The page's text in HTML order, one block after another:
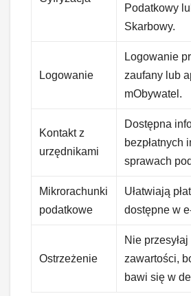
Podatkowy
Skarbowy.
Logowanie
Logowanie
zaufany lub
mObywatel.
Kontakt z
urzędnikami
Dostępna
bezpłatnych
sprawach
Mikrorachunki
podatkowe
Ułatwiają
dostępne w
Ostrzeżenie
Nie
zawartości,
bawi się w